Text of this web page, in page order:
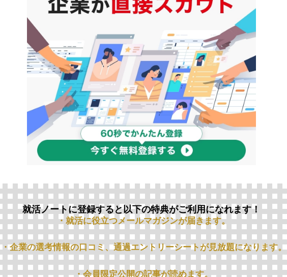
就活ノートに登録すると以下の特典がご利用になれます！
・就活に役立つメールマガジンが届きます。
・企業の選考情報の口コミ、通過エントリーシートが見放題になります。
・会員限定公開の記事が読めます。